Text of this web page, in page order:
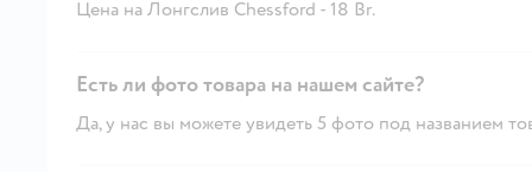
Цена на Лонгслив Chessford - 18 Br.
Есть ли фото товара на нашем сайте?
Да, у нас вы можете увидеть 5 фото под названием